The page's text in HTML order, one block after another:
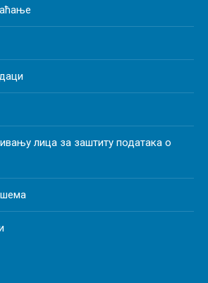
лица за заштиту података о